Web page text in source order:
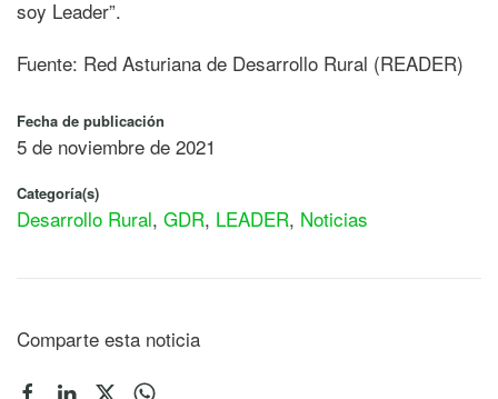
soy Leader”.
Fuente: Red Asturiana de Desarrollo Rural (READER)
Fecha de publicación
5 de noviembre de 2021
Categoría(s)
Desarrollo Rural, GDR, LEADER, Noticias
Comparte esta noticia